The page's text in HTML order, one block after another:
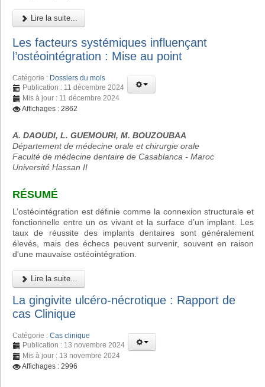
Lire la suite...
Les facteurs systémiques influençant
l’ostéointégration : Mise au point
Catégorie : Dossiers du mois
Publication : 11 décembre 2024
Mis à jour : 11 décembre 2024
Affichages : 2862
A. DAOUDI, L. GUEMOURI, M. BOUZOUBAA
Département de médecine orale et chirurgie orale
Faculté de médecine dentaire de Casablanca - Maroc
Université Hassan II
RÉSUMÉ
L’ostéointégration est définie comme la connexion structurale et
fonctionnelle entre un os vivant et la surface d’un implant. Les
taux de réussite des implants dentaires sont généralement
élevés, mais des échecs peuvent survenir, souvent en raison
d'une mauvaise ostéointégration.
Lire la suite...
La gingivite ulcéro-nécrotique : Rapport de
cas Clinique
Catégorie : Cas clinique
Publication : 13 novembre 2024
Mis à jour : 13 novembre 2024
Affichages : 2996